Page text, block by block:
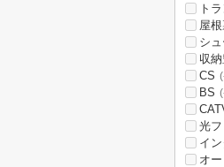
ト
屋
シ
収
CS
BS
光
イ
オ